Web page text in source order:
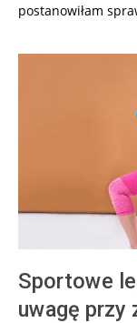
postanowiłam
Sportowe
uwagę przy